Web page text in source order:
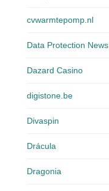
cvwarmtepomp.nl
Data Protection News
Dazard Casino
digistone.be
Divaspin
Drácula
Dragonia